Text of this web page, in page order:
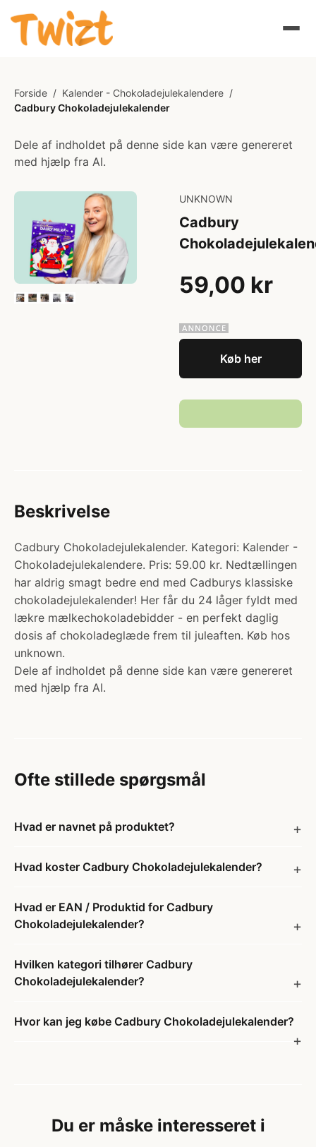
Forside / Kalender - Chokoladejulekalendere /
Cadbury Chokoladejulekalender
Dele af indholdet på denne side kan være genereret
med hjælp fra AI.
UNKNOWN
Cadbury
59,00 kr
Køb her
Beskrivelse
Cadbury Chokoladejulekalender. Kategori: Kalender -
Chokoladejulekalendere. Pris: 59.00 kr. Nedtællingen
har aldrig smagt bedre end med Cadburys klassiske
chokoladejulekalender! Her får du 24 låger fyldt med
lækre mælkechokoladebidder - en perfekt daglig
dosis af chokoladeglæde frem til juleaften. Køb hos
unknown.
Dele af indholdet på denne side kan være genereret
med hjælp fra AI.
Ofte stillede spørgsmål
Hvad er navnet på produktet?
Hvad koster Cadbury Chokoladejulekalender?
Hvad er EAN / Produktid for Cadbury
Chokoladejulekalender?
Hvilken kategori tilhører Cadbury
Chokoladejulekalender?
Hvor kan jeg købe Cadbury Chokoladejulekalender?
Du er måske interesseret i